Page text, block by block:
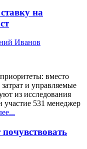
на
Иванов
вместо
и управляемые
из исследования
531 менеджер